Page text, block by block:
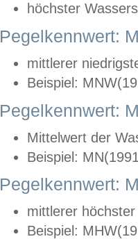
höchster
Pegelkennwert:
mittlerer
Beispiel:
Pegelkennwert:
Mittelwert der
Beispiel:
Pegelkennwert:
mittlerer
Beispiel: